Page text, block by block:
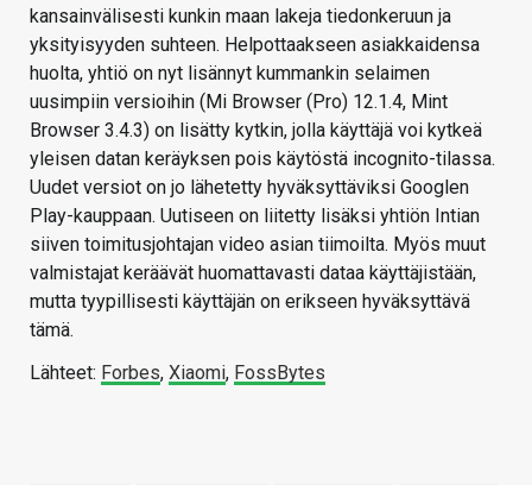
kansainvälisesti kunkin maan lakeja tiedonkeruun ja
yksityisyyden suhteen. Helpottaakseen asiakkaidensa
huolta, yhtiö on nyt lisännyt kummankin selaimen
uusimpiin versioihin (Mi Browser (Pro) 12.1.4, Mint
Browser 3.4.3) on lisätty kytkin, jolla käyttäjä voi kytkeä
yleisen datan keräyksen pois käytöstä incognito-tilassa.
Uudet versiot on jo lähetetty hyväksyttäviksi Googlen
Play-kauppaan. Uutiseen on liitetty lisäksi yhtiön Intian
siiven toimitusjohtajan video asian tiimoilta. Myös muut
valmistajat keräävät huomattavasti dataa käyttäjistään,
mutta tyypillisesti käyttäjän on erikseen hyväksyttävä
tämä.
Lähteet: Forbes, Xiaomi, FossBytes